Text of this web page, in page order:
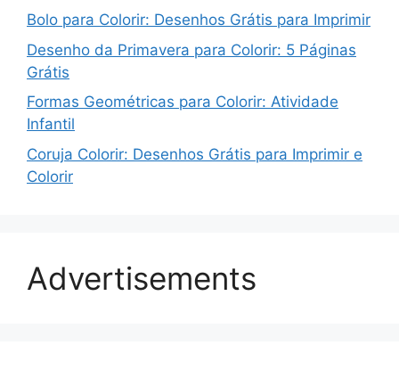
Bolo para Colorir: Desenhos Grátis para Imprimir
Desenho da Primavera para Colorir: 5 Páginas
Grátis
Formas Geométricas para Colorir: Atividade
Infantil
Coruja Colorir: Desenhos Grátis para Imprimir e
Colorir
Advertisements